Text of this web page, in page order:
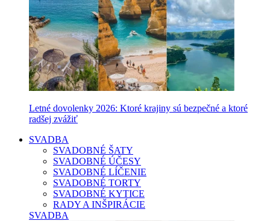
Letné dovolenky 2026: Ktoré krajiny sú bezpečné a ktoré
radšej zvážiť
SVADBA
SVADOBNÉ ŠATY
SVADOBNÉ ÚČESY
SVADOBNÉ LÍČENIE
SVADOBNÉ TORTY
SVADOBNÉ KYTICE
RADY A INŠPIRÁCIE
SVADBA